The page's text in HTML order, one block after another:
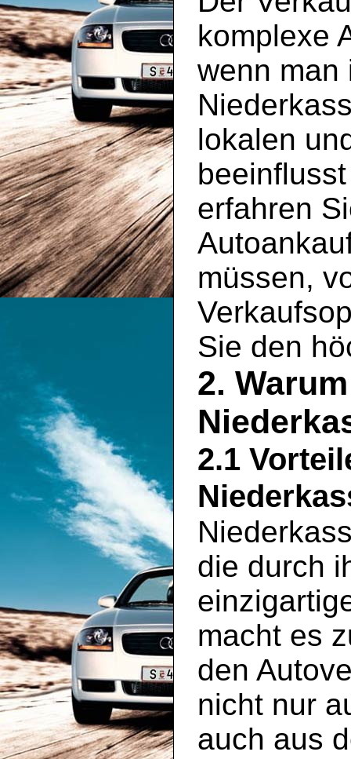
komplexe
wenn man
lokalen
erfahren
müssen,
Sie den
2.
2.1
die durch
macht es
den
nicht nur
auch aus